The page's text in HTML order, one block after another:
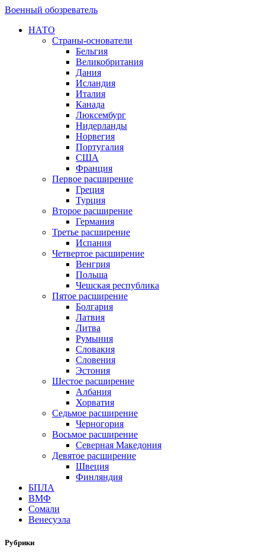
Военный обозреватель
НАТО
Страны-основатели
Бельгия
Великобритания
Дания
Исландия
Италия
Канада
Люксембург
Нидерланды
Норвегия
Португалия
США
Франция
Первое расширение
Греция
Турция
Второе расширение
Германия
Третье расширение
Испания
Четвертое расширение
Венгрия
Польша
Чешская республика
Пятое расширение
Болгария
Латвия
Литва
Румыния
Словакия
Словения
Эстония
Шестое расширение
Албания
Хорватия
Седьмое расширение
Черногория
Восьмое расширение
Северная Македония
Девятое расширение
Швеция
Финляндия
БПЛА
ВМФ
Сомали
Венесуэла
Рубрики